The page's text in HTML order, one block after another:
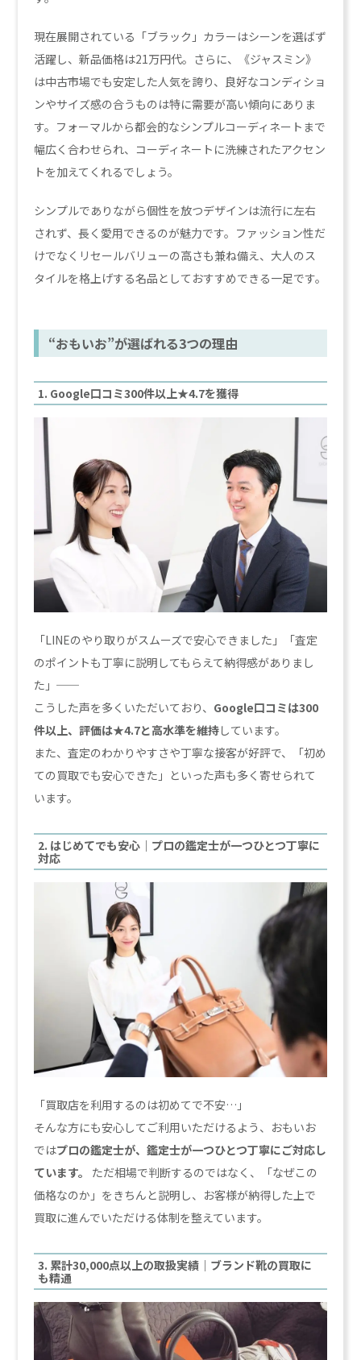
現在展開されている「ブラック」カラーはシーンを選ばず
活躍し、新品価格は21万円代。さらに、《ジャスミン》
は中古市場でも安定した人気を誇り、良好なコンディショ
ンやサイズ感の合うものは特に需要が高い傾向にありま
す。フォーマルから都会的なシンプルコーディネートまで
幅広く合わせられ、コーディネートに洗練されたアクセン
トを加えてくれるでしょう。
シンプルでありながら個性を放つデザインは流行に左右
されず、長く愛用できるのが魅力です。ファッション性だ
けでなくリセールバリューの高さも兼ね備え、大人のス
タイルを格上げする名品としておすすめできる一足です。
“おもいお”が選ばれる3つの理由
1. Google口コミ300件以上★4.7を獲得
「LINEのやり取りがスムーズで安心できました」「査定
のポイントも丁寧に説明してもらえて納得感がありまし
た」──
こうした声を多くいただいており、 Google口コミは300
件以上、評価は★4.7と高水準を維持しています。
また、査定のわかりやすさや丁寧な接客が好評で、「初め
ての買取でも安心できた」といった声も多く寄せられて
います。
2. はじめてでも安心｜プロの鑑定士が一つひとつ丁寧に
対応
「買取店を利用するのは初めてで不安…」
そんな方にも安心してご利用いただけるよう、おもいお
ではプロの鑑定士が、鑑定士が一つひとつ丁寧にご対応し
ています。
ただ相場で判断するのではなく、「なぜこの
価格なのか」をきちんと説明し、お客様が納得した上で
買取に進んでいただける体制を整えています。
3. 累計30,000点以上の取扱実績｜ブランド靴の買取に
も精通